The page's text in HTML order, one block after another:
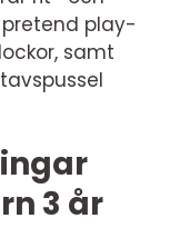
play-
samt
3 år